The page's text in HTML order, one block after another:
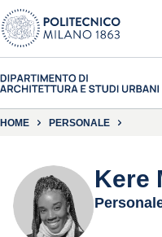
HOME PERSONALE
Kere